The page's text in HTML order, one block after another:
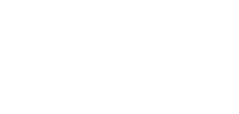
Yang Lengkap, Berkualitas Dengan Harga Yang Murah